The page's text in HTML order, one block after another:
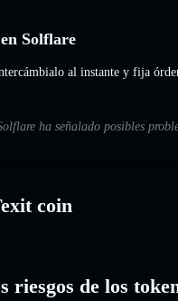
Solflare
al instante y fija
ha señalado posibles
coin
riesgos de los